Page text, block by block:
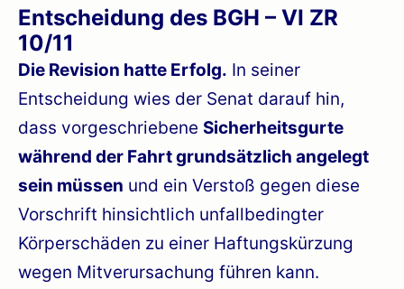
Entscheidung des BGH – VI ZR
10/11
Die Revision hatte Erfolg. In seiner
Entscheidung wies der Senat darauf hin,
dass vorgeschriebene Sicherheitsgurte
während der Fahrt grundsätzlich angelegt
sein müssen und ein Verstoß gegen diese
Vorschrift hinsichtlich unfallbedingter
Körperschäden zu einer Haftungskürzung
wegen Mitverursachung führen kann.